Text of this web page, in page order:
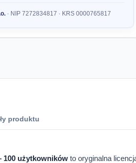
· NIP 7272834817 · KRS 0000765817
produktu
100 użytkowników to oryginalna